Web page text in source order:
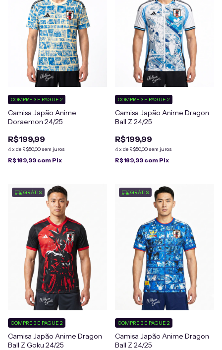
Camisa Japão Anime
Doraemon 24/25
R$199,99
4x de R$50,00 sem juros
COMPRE 3 E PAGUE 2
R$189,99 com Pix
Camisa Japão Anime Dragon
Ball Z 24/25
R$199,99
4x de R$50,00 sem juros
COMPRE 3 E PAGUE 2
R$189,99 com Pix
GRÁTIS
Camisa Japão Anime Dragon
Ball Z Goku 24/25
COMPRE 3 E PAGUE 2
GRÁTIS
Camisa Japão Anime Dragon
Ball Z 24/25
COMPRE 3 E PAGUE 2